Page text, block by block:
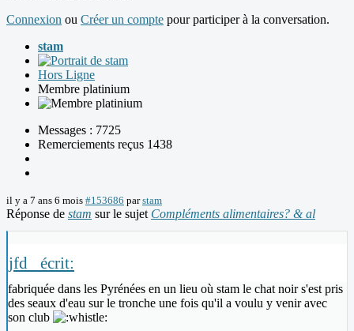
Connexion ou Créer un compte pour participer à la conversation.
stam
Hors Ligne
Membre platinium
Messages : 7725
Remerciements reçus 1438
il y a 7 ans 6 mois #153686 parstam
Réponse de stam sur le sujet Compléments alimentaires? & al
jfd_ écrit:
fabriquée dans les Pyrénées en un lieu où stam le chat noir s'est pris
des seaux d'eau sur le tronche une fois qu'il a voulu y venir avec
son club